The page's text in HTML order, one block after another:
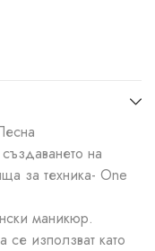
на
за техника- One
маникюр.
използват като